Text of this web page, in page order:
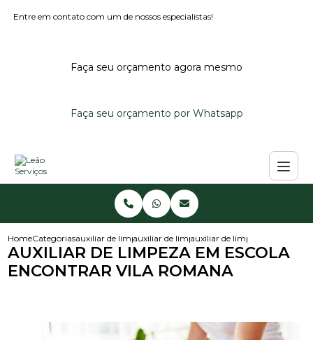
Entre em contato com um de nossos especialistas!
Faça seu orçamento agora mesmo
Faça seu orçamento por Whatsapp
HomeCategoriasauxiliar de limpezaauxiliar de limpeza em escola infantil
auxiliar de limpeza em
AUXILIAR DE LIMPEZA EM ESCOLA
ENCONTRAR VILA ROMANA